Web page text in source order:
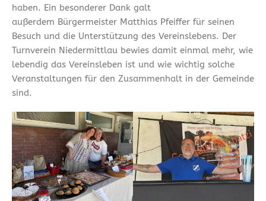
haben. Ein besonderer Dank galt
außerdem Bürgermeister Matthias Pfeiffer für seinen
Besuch und die Unterstützung des Vereinslebens. Der
Turnverein Niedermittlau bewies damit einmal mehr, wie
lebendig das Vereinsleben ist und wie wichtig solche
Veranstaltungen für den Zusammenhalt in der Gemeinde
sind.